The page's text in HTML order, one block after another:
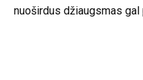
nuoširdus džiaugsmas